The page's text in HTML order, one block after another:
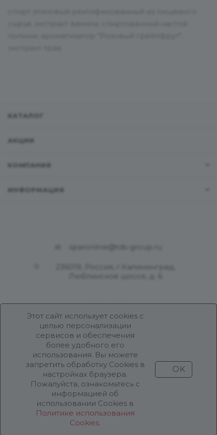
Этот сайт использует cookies с
целью персонализации
сервисов и обеспечения
более удобного его
использования. Вы можете
запретить обработку Cookies в
настройках браузера.
Пожалуйста, ознакомьтесь с
информацией об
использовании Cookies в
Политике использования
Cookies.
OK
КАТАЛОГ
АКЦИИ
КОМПАНИЯ
ИНФОРМАЦИЯ
Разработка и поддержка
Продвижение проекта ООО «Робот Икс»
Все права защищены ООО «Робот Икс» 2026 ©